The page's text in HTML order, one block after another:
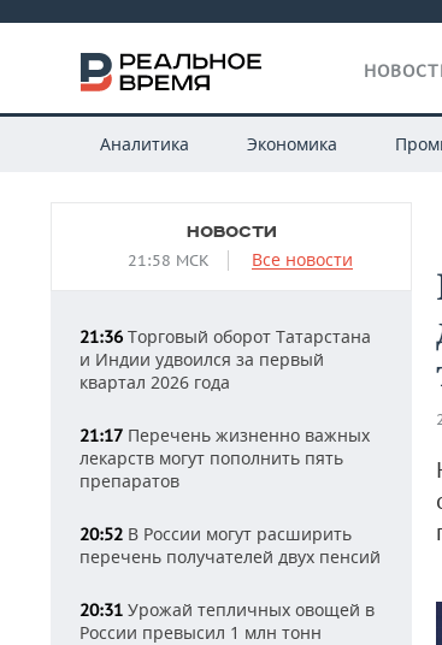
Аналитика Экономика
НОВОСТИ
21:58 МСК Все новости
21:36 Торговый оборот Татарстана
и Индии удвоился за первый
квартал 2026 года
21:17 Перечень жизненно важных
лекарств могут пополнить пять
препаратов
20:52 В России могут расширить
перечень получателей двух пенсий
20:31 Урожай тепличных овощей в
России превысил 1 млн тонн